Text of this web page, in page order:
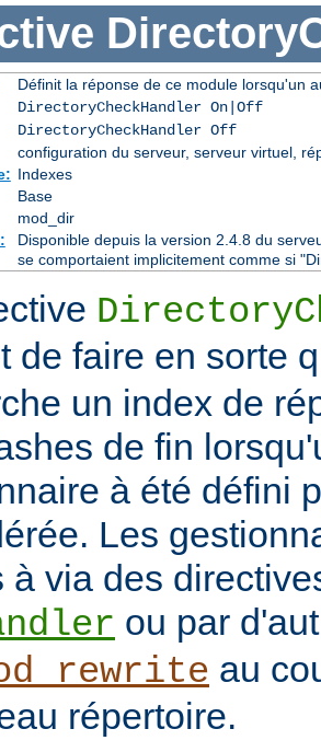
Définit la réponse de ce module lorsqu'un
DirectoryCheckHandler On|Off
DirectoryCheckHandler Off
configuration du serveur, serveur virtuel,
Indexes
Base
mod_dir
Disponible depuis la version 2.4.8 du
se comportaient implicitement comme si
de faire en sorte
un index de
de fin
à été défini
Les
à via des
ou par
au
répertoire.